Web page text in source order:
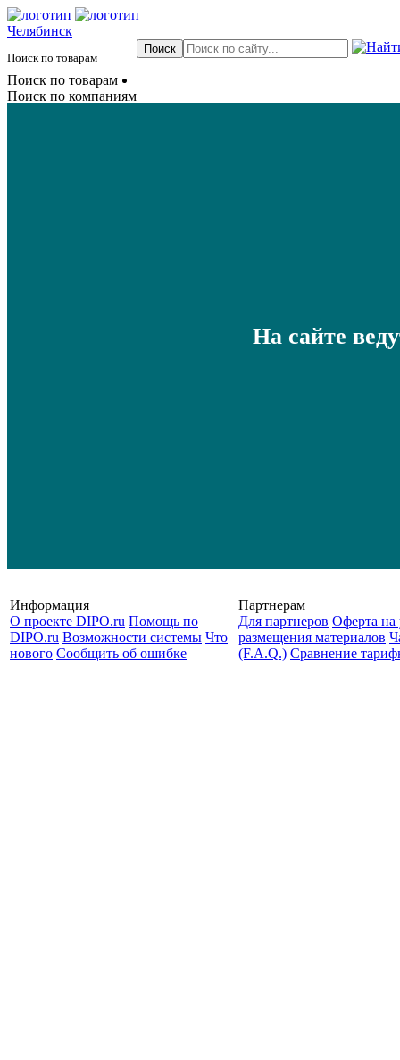
Челябинск
Поиск по товарам
Поиск по товарам
Поиск по компаниям
На сайте
Информация
О проекте DIPO.ru Помощь по
DIPO.ru Возможности системы Что
нового Сообщить об ошибке
Партнерам
Для партнеров Оферта на
размещения материалов
(F.A.Q.) Cравнение